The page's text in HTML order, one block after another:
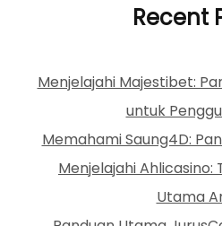
Recent
Menjelajahi Majestibet:
untuk
Memahami Saung4D:
Menjelajahi Ahlicasino:
Utama